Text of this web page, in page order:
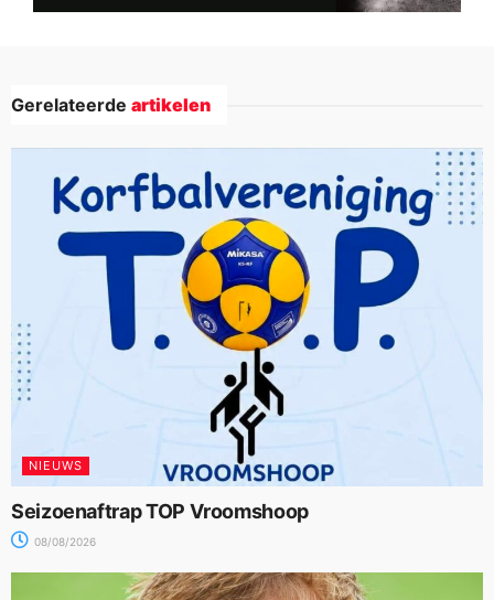
Gerelateerde artikelen
NIEUWS
Seizoenaftrap TOP Vroomshoop
08/08/2026